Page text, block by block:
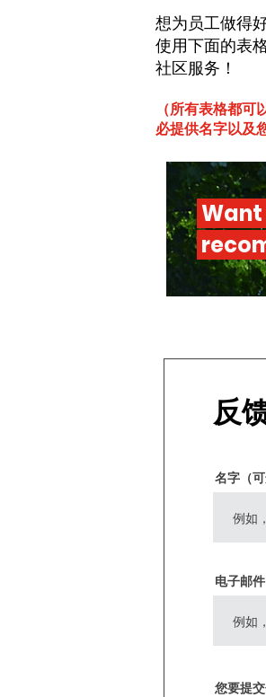
想为员工做得
使用下面的表
社区服务！
（所有表格都
必提供名字以及
Want
反
名字（可
电子邮件
您要提